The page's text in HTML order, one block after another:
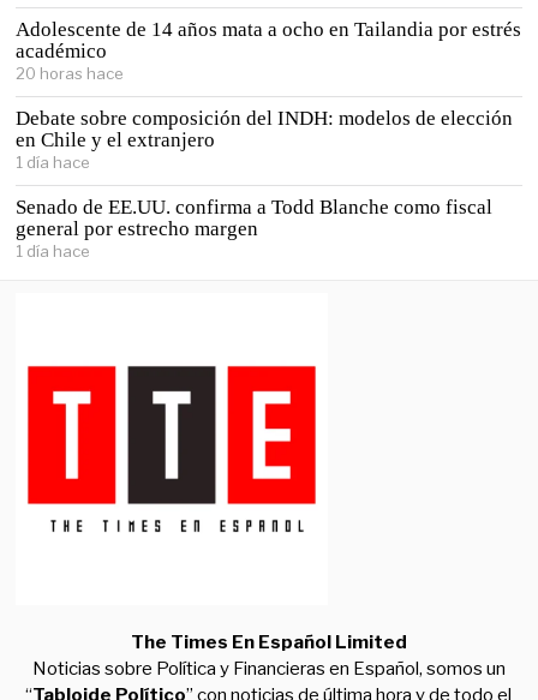
Adolescente de 14 años mata a ocho en Tailandia por estrés
académico
20 horas hace
Debate sobre composición del INDH: modelos de elección
en Chile y el extranjero
1 día hace
Senado de EE.UU. confirma a Todd Blanche como fiscal
general por estrecho margen
1 día hace
The Times En Español Limited
Noticias sobre Política y Financieras en Español, somos un
“Tabloide Político” con noticias de última hora y de todo el